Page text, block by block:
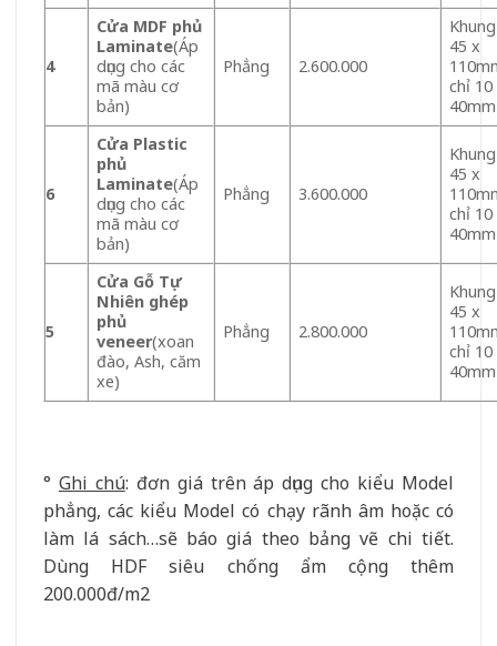
4
Cửa MDF phủ
Laminate(Áp
dụng cho các
mã màu cơ
bản)
Phẳng 2.600.000
45 x
chỉ 10
40mm
6
Cửa Plastic
phủ
Laminate(Áp
dụng cho các
mã màu cơ
bản)
Phẳng 3.600.000
45 x
chỉ 10
40mm
5
Cửa Gỗ Tự
Nhiên ghép
phủ
veneer(xoan
đào, Ash, căm
xe)
Phẳng 2.800.000
45 x
chỉ 10
40mm
° Ghi chú: đơn giá trên áp dụng cho kiểu Model
phẳng, các kiểu Model có chạy rãnh âm hoặc có
làm lá sách…sẽ báo giá theo bảng vẽ chi tiết.
Dùng HDF siêu chống ẩm cộng thêm
200.000đ/m2